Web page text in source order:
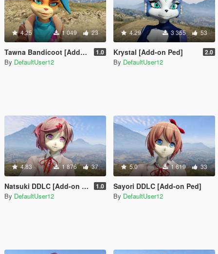
4.25 1 049 23
Tawna Bandicoot [Add-On Ped] 1.0
By DefaultUser12
4.29 3 355 53
Krystal [Add-on Ped] 2.0
By DefaultUser12
4.83 1 876 37
Natsuki DDLC [Add-on Ped] 1.0
By DefaultUser12
5.0 1 619 33
Sayori DDLC [Add-on Ped]
By DefaultUser12